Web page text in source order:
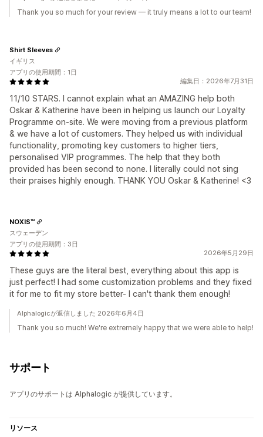
Thank you so much for your review — it truly means a lot to our team!
編集日：2026年7月31日
11/10 STARS. I cannot explain what an AMAZING help both
Oskar & Katherine have been in helping us launch our Loyalty
Programme on-site. We were moving from a previous platform
& we have a lot of customers. They helped us with individual
functionality, promoting key customers to higher tiers,
personalised VIP programmes. The help that they both
provided has been second to none. I literally could not sing
their praises highly enough. THANK YOU Oskar & Katherine! <3
Shirt Sleeves
イギリス
アプリの使用期間：1日
2026年5月29日
These guys are the literal best, everything about this app is
just perfect! I had some customization problems and they fixed
it for me to fit my store better- I can't thank them enough!
NOXIS™
スウェーデン
アプリの使用期間：3日
Alphalogicが返信しました 2026年6月4日
Thank you so much! We're extremely happy that we were able to help!
サポート
アプリのサポートは Alphalogic が提供しています。
リソース